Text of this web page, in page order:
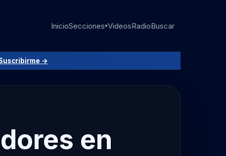
InicioSecciones▾VideosRadioBuscar
→
en